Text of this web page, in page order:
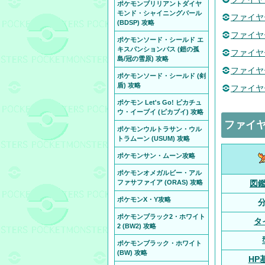
ファイ
ファイ
ファイ
ファイ
ファイ
ファイ
図
タ
HP
ポケモンブリリアントダイヤ
モンド・シャイニングパール
(BDSP) 攻略
ポケモンソード・シールド エ
キスパンションパス (鎧の孤
島/冠の雪原) 攻略
ポケモンソード・シールド (剣
盾) 攻略
ポケモン Let's Go! ピカチュ
ウ・イーブイ (ピカブイ) 攻略
ポケモンウルトラサン・ウル
トラムーン (USUM) 攻略
ポケモンサン・ムーン攻略
ポケモンオメガルビー・アル
ファサファイア (ORAS) 攻略
ポケモンX・Y攻略
ポケモンブラック2・ホワイト
2 (BW2) 攻略
ポケモンブラック・ホワイト
(BW) 攻略